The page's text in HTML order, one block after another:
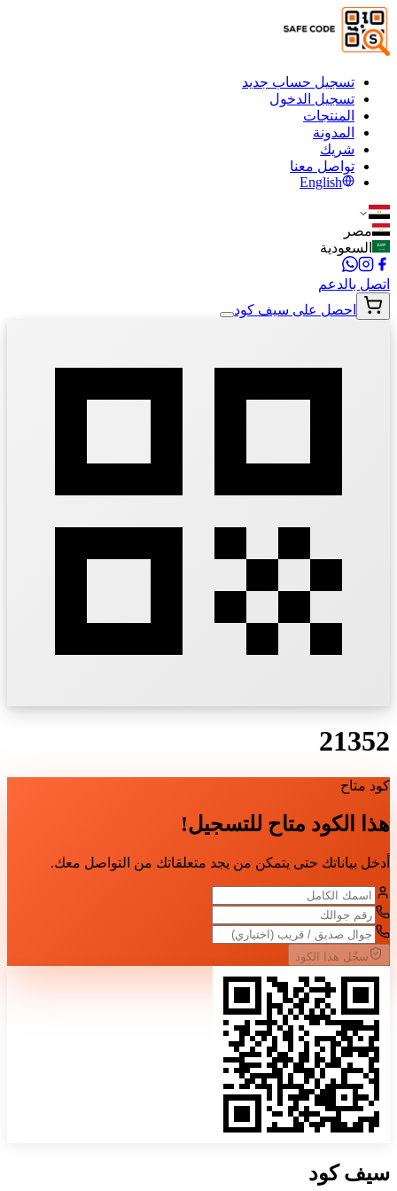
تسجيل حساب جديد
تسجيل الدخول
المنتجات
المدونة
شريك
تواصل معنا
English
مصر
السعودية
اتصل بالدعم
احصل على سيف كود
21352
كود متاح
هذا الكود متاح للتسجيل!
أدخل بياناتك حتى يتمكن من يجد متعلقاتك من التواصل معك.
سجّل هذا الكود
سيفكود